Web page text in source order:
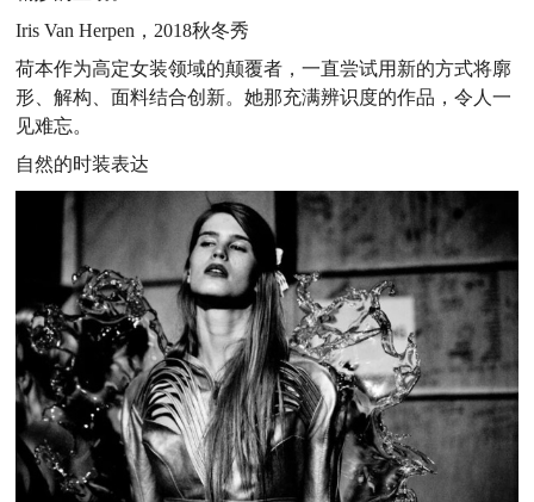
Iris Van Herpen，2018秋冬秀
荷本作为高定女装领域的颠覆者，一直尝试用新的方式将廓
形、解构、面料结合创新。她那充满辨识度的作品，令人一
见难忘。
自然的时装表达